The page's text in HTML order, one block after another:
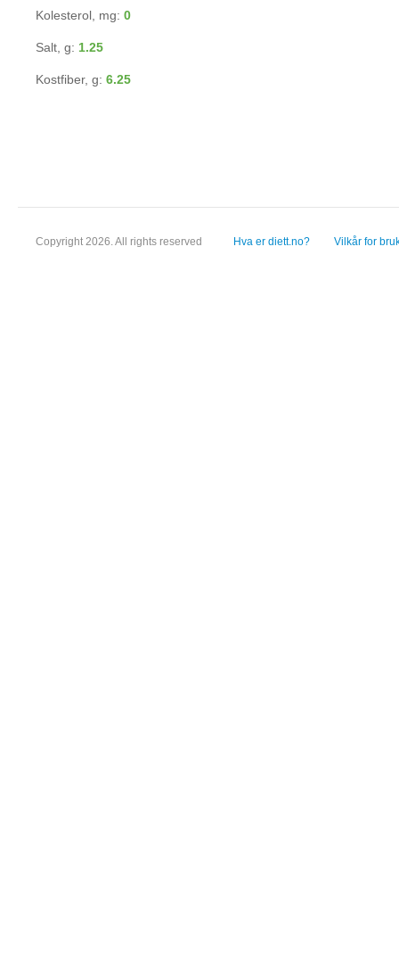
Kolesterol, mg: 0
Salt, g: 1.25
Kostfiber, g: 6.25
Copyright 2026. All rights reserved Hva er diett.no? Vilkår for